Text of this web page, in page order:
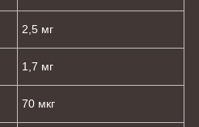
2,5 мг
1,7 мг
70 мкг